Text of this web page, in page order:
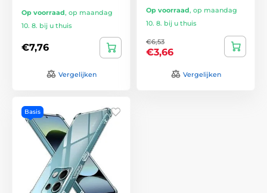
Op voorraad, op maandag
10. 8. bij u thuis
€7,76
Vergelijken
Op voorraad, op maandag
10. 8. bij u thuis
€6,53
€3,66
Vergelijken
Basis